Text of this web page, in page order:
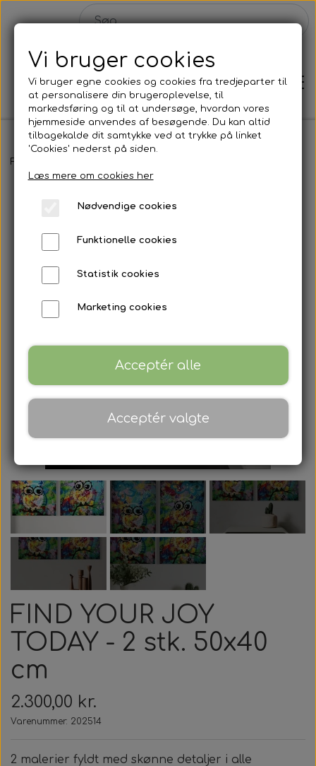
Shop
Malerier
Plakater
Blog
Om
Forside
FIND YOUR JOY
TODAY - 2 stk. 50x40
cm
2.300,00 kr.
Varenummer: 202514
2 malerier fyldt med skønne detaljer i alle
Vi bruger cookies
Vi bruger egne cookies og cookies fra tredjeparter til
at personalisere din brugeroplevelse, til
markedsføring og til at undersøge, hvordan vores
hjemmeside anvendes af besøgende. Du kan altid
tilbagekalde dit samtykke ved at trykke på linket
'Cookies' nederst på siden.
Læs mere om cookies her
Nødvendige cookies
Funktionelle cookies
Statistik cookies
Marketing cookies
Acceptér alle
Acceptér valgte